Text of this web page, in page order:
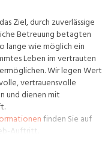
Ziel, durch zuverlässige
Betreuung betagten
lange wie möglich ein
Leben im vertrauten
Wir legen Wert
vertrauensvolle
und dienen mit
finden Sie auf
Auftritt.
und Krankenkassen